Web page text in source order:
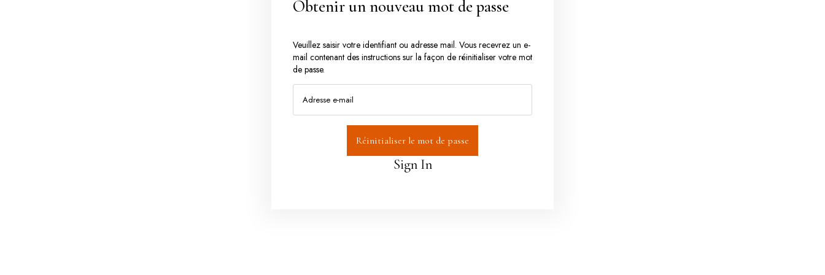
Obtenir un nouveau mot de passe
Veuillez saisir votre identifiant ou adresse mail. Vous recevrez un e-
mail contenant des instructions sur la façon de réinitialiser votre mot
de passe.
Sign In